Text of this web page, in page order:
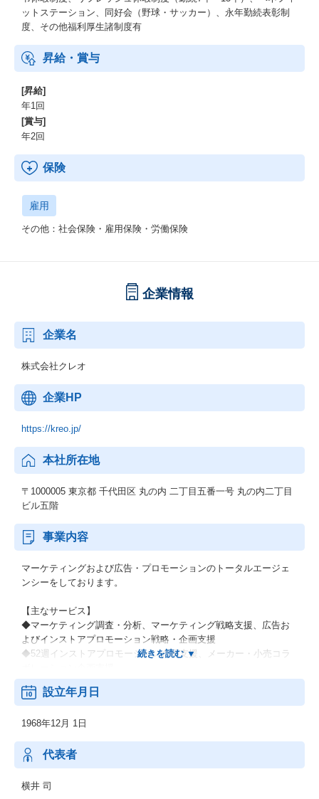
ットステーション、同好会（野球・サッカー）、永年勤続表彰制
度、その他福利厚生諸制度有
昇給・賞与
[昇給]
年1回
[賞与]
年2回
保険
雇用
その他：社会保険・雇用保険・労働保険
企業情報
企業名
株式会社クレオ
企業HP
https://kreo.jp/
本社所在地
〒1000005 東京都 千代田区 丸の内 二丁目五番一号 丸の内二丁目
ビル五階
事業内容
マーケティングおよび広告・プロモーションのトータルエージェ
ンシーをしております。
【主なサービス】
◆マーケティング調査・分析、マーケティング戦略支援、広告お
よびインストアプロモーション戦略・企画支援
◆52週インストアプロモーション企画支援、メーカー・小売コラ
◆ブランド開発・育成計画支援、クロスメディアプロモーション
企画支援
戦略支援、デザイン制作
◆デジタル媒体企画制作、WEBコミュニケーションサイト運営、
各種SPツール制作・物流システム運営
など
設立年月日
1968年12月 1日
代表者
横井 司